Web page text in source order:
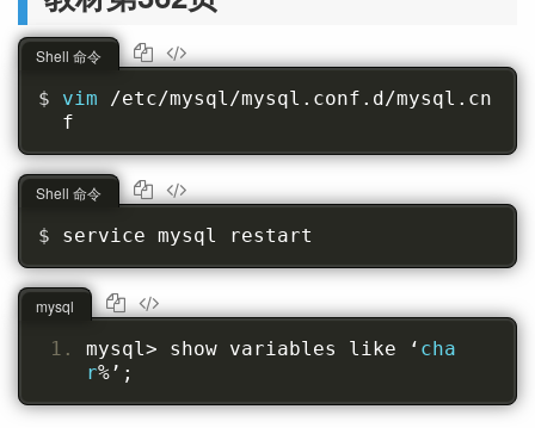
vim /etc/mysql/mysql.conf.d/mysql.cn
f
Shell 命令
service mysql restart
Shell 命令
mysql> show variables like ‘ cha
r%’;
mysql